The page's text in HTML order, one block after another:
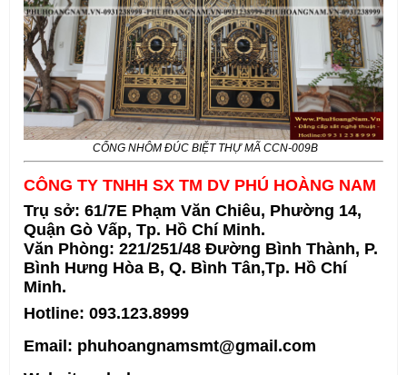
CỔNG NHÔM ĐÚC BIỆT THỰ MÃ CCN-009B
CÔNG TY TNHH SX TM DV PHÚ HOÀNG NAM
Trụ sở: 61/7E Phạm Văn Chiêu, Phường 14,
Quận Gò Vấp, Tp. Hồ Chí Minh.
Văn Phòng: 221/251/48 Đường Bình Thành, P.
Bình Hưng Hòa B, Q. Bình Tân,Tp. Hồ Chí
Minh.
Hotline: 093.123.8999
Email: phuhoangnamsmt@gmail.com